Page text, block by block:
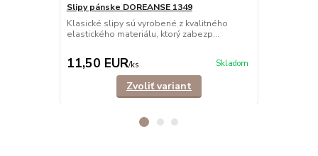
Slipy pánske DOREANSE 1349
Klasické slipy sú vyrobené z kvalitného
elastického materiálu, ktorý zabezp...
11,50 EUR/ks Skladom
Zvoliť variant